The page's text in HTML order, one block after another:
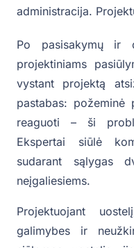
administracija.
Po pasisakymų ir
projektiniams
vystant projektą
pastabas:
reaguoti – ši
Ekspertai siūlė
sudarant sąlygas
neįgaliesiems.
Projektuojant
galimybes ir